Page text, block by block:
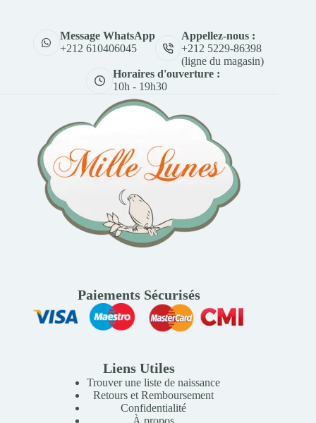
Message WhatsApp
+212 610406045
Appellez-nous :
+212 5229-86398
(ligne du magasin)
Horaires d'ouverture :
10h - 19h30
Paiements Sécurisés
Liens Utiles
Trouver une liste de naissance
Retours et Remboursement
Confidentialité
À propos